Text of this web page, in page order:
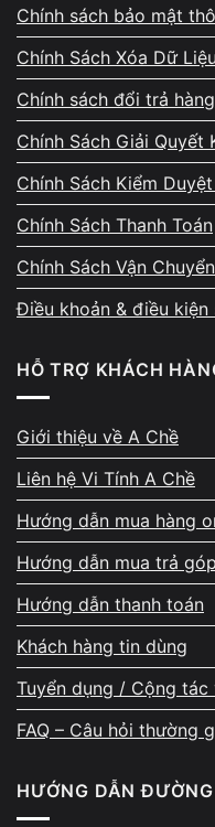
Không hiển thị bất
Không bật được WiFi
Không có mục WiFi
👉 Đây là
sửa laptop MSI không
Cách kiểm tra
Trước khi mang máy đi
cơ bản để loại trừ lỗi nhẹ.
Xem có driver WiFi
Kiểm tra trạng thái
Reset cài đặt mạng
Reset network trong
Kết nối lại từ đầu
Tải đúng driver theo
Chính sách bảo mật
Chính Sách Xóa Dữ
Chính sách đổi trả
Chính Sách Giải Quyết
Chính Sách Kiểm
Chính Sách Thanh Toán
Chính Sách Vận
Điều khoản & điều kiện
HỖ TRỢ KHÁCH
Giới thiệu về A Chề
Liên hệ Vi Tính A Chề
Hướng dẫn mua hàng
Hướng dẫn mua trả góp
Hướng dẫn thanh toán
Khách hàng tin dùng
Tuyển dụng / Cộng tác
FAQ – Câu hỏi thường
HƯỚNG DẪN